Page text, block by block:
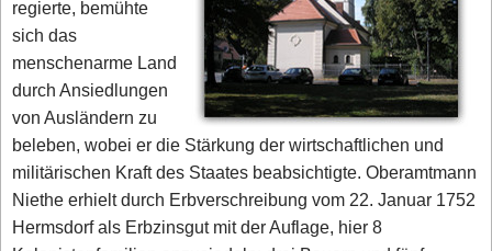
regierte, bemühte
sich das
menschenarme Land
durch Ansiedlungen
von Ausländern zu
beleben, wobei er die Stärkung der wirtschaftlichen und
militärischen Kraft des Staates beabsichtigte. Oberamtmann
Niethe erhielt durch Erbverschreibung vom 22. Januar 1752
Hermsdorf als Erbzinsgut mit der Auflage, hier 8